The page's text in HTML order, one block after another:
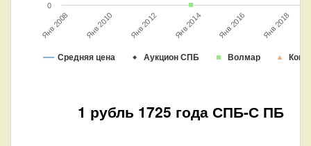
Средняя цена Аукцион СПБ Волмар
Янв 2008 Янв 2010 Янв 2012 Янв 2014 Янв 2016 Янв 2018
0
1 рубль 1725 года СПБ-С ПБ